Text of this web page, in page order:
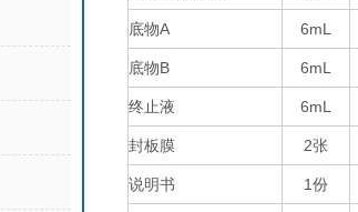
底物A 6mL
底物B 6mL
终止液 6mL
封板膜 2张
说明书 1 份